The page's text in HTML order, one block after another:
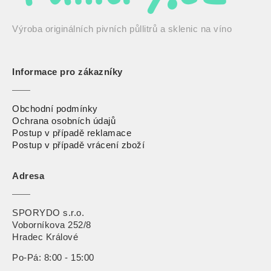
Výroba originálních pivních půllitrů a sklenic na víno
Informace pro zákazníky
Obchodní podmínky
Ochrana osobních údajů
Postup v případě reklamace
Postup v případě vrácení zboží
Adresa
SPORYDO s.r.o.
Voborníkova 252/8
Hradec Králové
Po-Pá: 8:00 - 15:00